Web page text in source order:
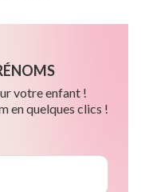
votre enfant !
en quelques clics !